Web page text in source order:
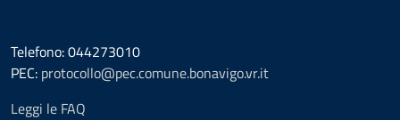
Telefono: 044273010
PEC: protocollo@pec.comune.bonavigo.vr.it
Leggi le FAQ